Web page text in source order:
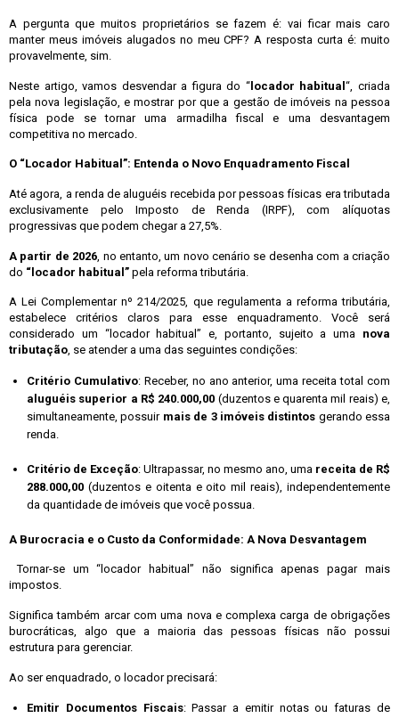
A pergunta que muitos proprietários se fazem é: vai ficar mais caro
manter meus imóveis alugados no meu CPF? A resposta curta é: muito
provavelmente, sim.
Neste artigo, vamos desvendar a figura do “locador habitual“, criada
pela nova legislação, e mostrar por que a gestão de imóveis na pessoa
física pode se tornar uma armadilha fiscal e uma desvantagem
competitiva no mercado.
O “Locador Habitual”: Entenda o Novo Enquadramento Fiscal
Até agora, a renda de aluguéis recebida por pessoas físicas era tributada
exclusivamente pelo Imposto de Renda (IRPF), com alíquotas
progressivas que podem chegar a 27,5%.
A partir de 2026 , no entanto, um novo cenário se desenha com a criação
do “locador habitual” pela reforma tributária.
A Lei Complementar nº 214/2025, que regulamenta a reforma tributária,
estabelece critérios claros para esse enquadramento. Você será
considerado um “locador habitual” e, portanto, sujeito a uma nova
tributação, se atender a uma das seguintes condições:
Critério Cumulativo: Receber, no ano anterior, uma receita total com
aluguéis superior a R$ 240.000,00 (duzentos e quarenta mil reais) e,
simultaneamente, possuir mais de 3 imóveis distintos gerando essa
renda.
Critério de Exceção: Ultrapassar, no mesmo ano, uma receita de R$
288.000,00 (duzentos e oitenta e oito mil reais), independentemente
da quantidade de imóveis que você possua.
A Burocracia e o Custo da Conformidade: A Nova Desvantagem
Tornar-se um “locador habitual” não significa apenas pagar mais
impostos.
Significa também arcar com uma nova e complexa carga de obrigações
burocráticas, algo que a maioria das pessoas físicas não possui
estrutura para gerenciar.
Ao ser enquadrado, o locador precisará:
Emitir Documentos Fiscais: Passar a emitir notas ou faturas de